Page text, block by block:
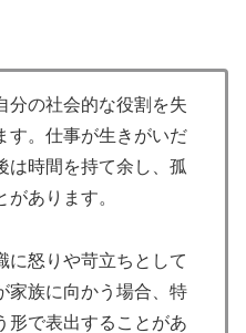
分の社会的な役割を失
す。仕事が生きがいだ
は時間を持て余し、孤
あります。
に怒りや苛立ちとして
家族に向かう場合、特
形で表出することがあ